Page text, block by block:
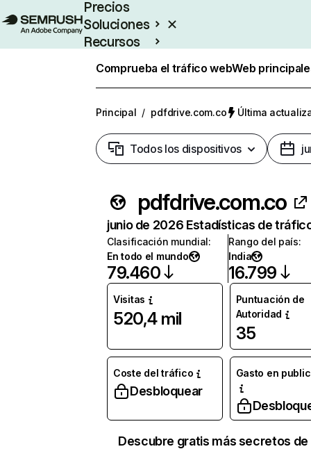
Precios
Soluciones
Recursos
Comprueba el tráfico webWeb
Principal / pdfdrive.com.co Última
Todos los dispositivos
pdfdrive.com.co
junio de 2026 Estadísticas de
Clasificación mundial:
En todo el mundo
79.460
Rango del país:
India
16.799
Visitas
520,4 mil
Puntuación de
Autoridad
35
Coste del tráfico
Desbloquear
Gasto en
Descubre gratis más secretos de